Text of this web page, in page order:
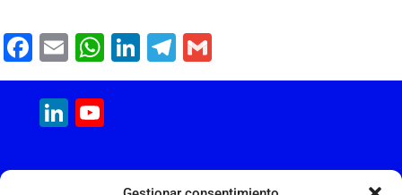
F
a
c
e
b
E
m
ai
W
h
A
Li
n
dI
T
el
a
m
LinkedIn